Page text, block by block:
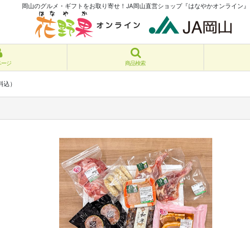
岡山のグルメ・ギフトをお取り寄せ！JA岡山直営ショップ『はなやかオンライン』
ジ 商品検索
）